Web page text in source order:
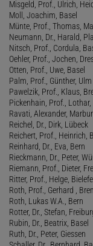
Misgeld, Prof., Ulrich,
Moll, Joachim, Basel
Münte, Prof., Thomas,
Neumann, Dr., Harald,
Nitsch, Prof., Cordula,
Oehler, Prof., Jochen,
Otten, Prof., Uwe, Basel
Palm, Prof., Günther, Ulm
Pawelzik, Prof., Klaus,
Pickenhain, Prof., Lothar,
Ravati, Alexander,
Reichel, Dr., Dirk, Lübeck
Reichert, Prof., Heinrich,
Reinhard, Dr., Eva, Bern
Rieckmann, Dr., Peter,
Riemann, Prof., Dieter,
Ritter, Prof., Helge,
Roth, Prof., Gerhard ,
Roth, Lukas W.A., Bern
Rotter, Dr., Stefan,
Rubin, Dr., Beatrix, Basel
Ruth, Dr., Peter, Giessen